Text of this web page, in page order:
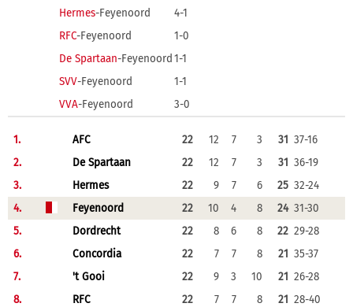
Hermes-Feyenoord
4-1
RFC-Feyenoord
1-0
De Spartaan-Feyenoord 1-1
SVV-Feyenoord
1-1
VVA-Feyenoord 3-0
1. AFC 22 12 7 3 31 37-16
2.
De Spartaan 22 12 7 3 31 36-19
3.
Hermes 22 9 7 6 25 32-24
4.
Feyenoord 22 10 4 8 24 31-30
5.
Dordrecht 22 8 6 8 22 29-28
6.
Concordia 22 7 7 8 21 35-37
7.
't Gooi 22 9 3 10 21 26-28
8.
RFC 22 7 7 8 21 28-40